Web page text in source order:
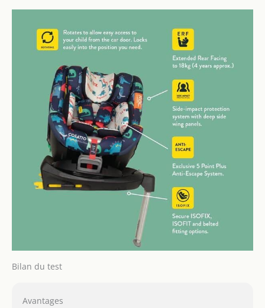
une main et l'appui-tête
réglable dispose de cinq
positions et vous permet
de régler simultanément
la position du harnais et
de l'appui-tête sans avoir
besoin de remettre à
l'attache
Bilan du test
Avantages